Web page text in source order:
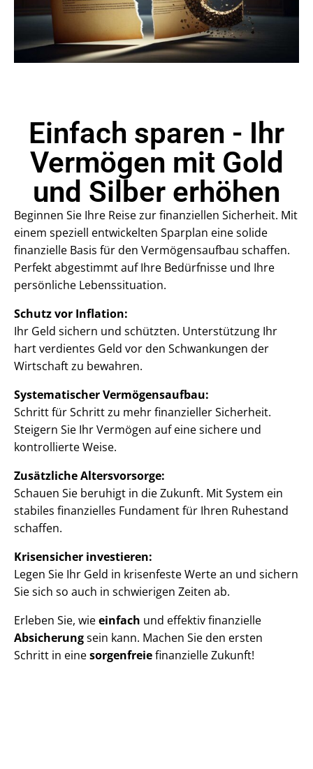
Einfach sparen - Ihr
Vermögen mit Gold
und Silber erhöhen
Beginnen Sie Ihre Reise zur finanziellen Sicherheit. Mit
einem speziell entwickelten Sparplan eine solide
finanzielle Basis für den Vermögensaufbau schaffen.
Perfekt abgestimmt auf Ihre Bedürfnisse und Ihre
persönliche Lebenssituation.
Schutz vor Inflation:
Ihr Geld sichern und schützten. Unterstützung Ihr
hart verdientes Geld vor den Schwankungen der
Wirtschaft zu bewahren.
Systematischer Vermögensaufbau:
Schritt für Schritt zu mehr finanzieller Sicherheit.
Steigern Sie Ihr Vermögen auf eine sichere und
kontrollierte Weise.
Zusätzliche Altersvorsorge:
Schauen Sie beruhigt in die Zukunft. Mit System ein
stabiles finanzielles Fundament für Ihren Ruhestand
schaffen.
Krisensicher investieren:
Legen Sie Ihr Geld in krisenfeste Werte an und sichern
Sie sich so auch in schwierigen Zeiten ab.
Erleben Sie, wieeinfach und effektiv finanzielle
Absicherungsein kann. Machen Sie den ersten
Schritt in einesorgenfreiefinanzielle Zukunft!